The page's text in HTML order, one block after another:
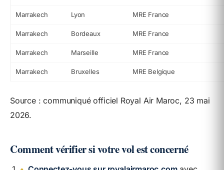
Marrakech Lyon MRE France
Marrakech Bordeaux MRE France
Marrakech Marseille MRE France
Marrakech Bruxelles MRE Belgique
Source : communiqué officiel Royal Air Maroc, 23 mai
2026.
Comment vérifier si votre vol est concerné